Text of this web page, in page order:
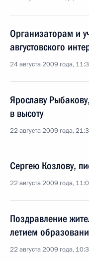
Организаторам и
августовского
24 августа 2009 года,
Ярославу
в высоту
22 августа 2009 года,
Сергею Козлову,
22 августа 2009 года,
Поздравление
летием
22 августа 2009 года,